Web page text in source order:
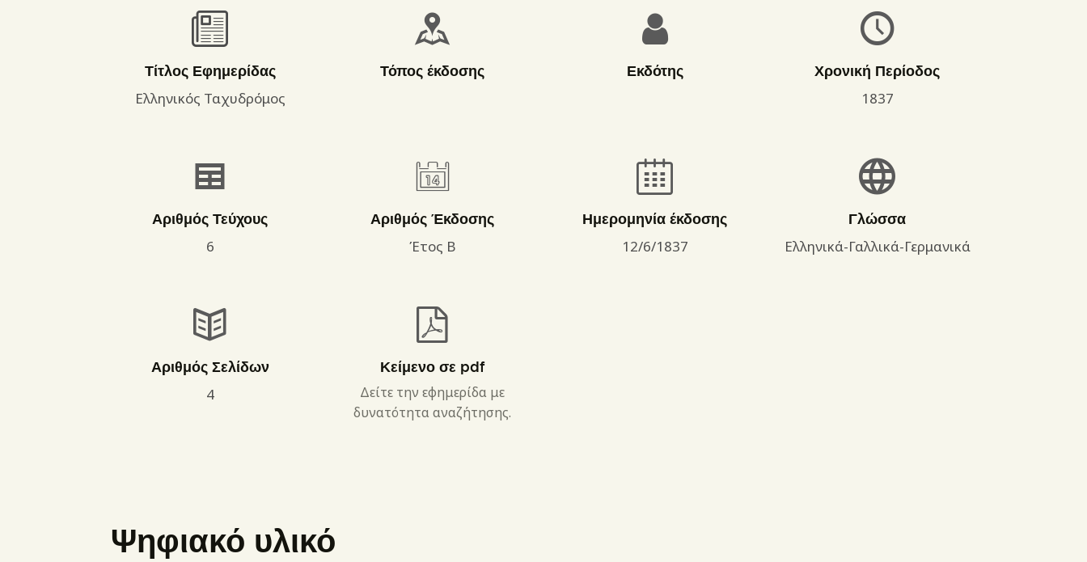
Τίτλος Εφημερίδας
Ελληνικός Ταχυδρόμος
Τόπος έκδοσης Εκδότης
Χρονική Περίοδος
1837
Αριθμός Τεύχους
6
Αριθμός Έκδοσης
Έτος Β
Ημερομηνία έκδοσης
12/6/1837
Γλώσσα
Ελληνικά-Γαλλικά-Γερμανικά
Αριθμός Σελίδων
4
Κείμενο σε pdf
Δείτε την εφημερίδα με
δυνατότητα αναζήτησης.
Ψηφιακό υλικό